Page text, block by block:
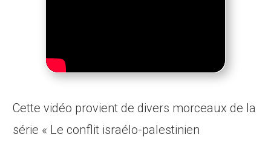
Cette vidéo provient de divers morceaux de la
série « Le conflit israélo-palestinien